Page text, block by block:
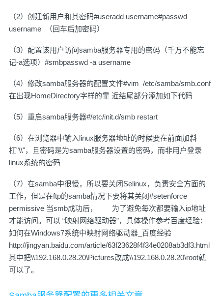
（2）创建新用户和其密码#useradd username#passwd
username （回车后加密码）
（3）配置该用户访问samba服务器专用的密码（千万不能忘
记-a选项）#smbpasswd -a username
（4）修改samba服务器的配置文件#vim /etc/samba/smb.conf
在出现HomeDirectory字样的靠 近结尾部分添加如下代码
（5）重启samba服务器#/etc/init.d/smb restart
（6）在浏览器中输入linux服务器地址的时候要在前面加斜
杠"\\"，且密码是为samba服务器设置的密码，而非用户登录
linux系统的密码
（7）在samba中很慢，所以要关闭Selinux，负责安全方面的
工作，但是在ftp的samba情况下要将其关闭#setenforce
permissive 当smb成功后， 为了避免每次都要输入ip地址
才能访问。可以 “映射网络驱动器”，具体操作参考百度经验：
如何在Windows7系统中映射网络驱动器_百度经验
http://jingyan.baidu.com/article/63f23628f4f34e0208ab3df3.html
其中把\\192.168.0.28.20\Pictures改成\\192.168.0.28.20\root就
可以了。